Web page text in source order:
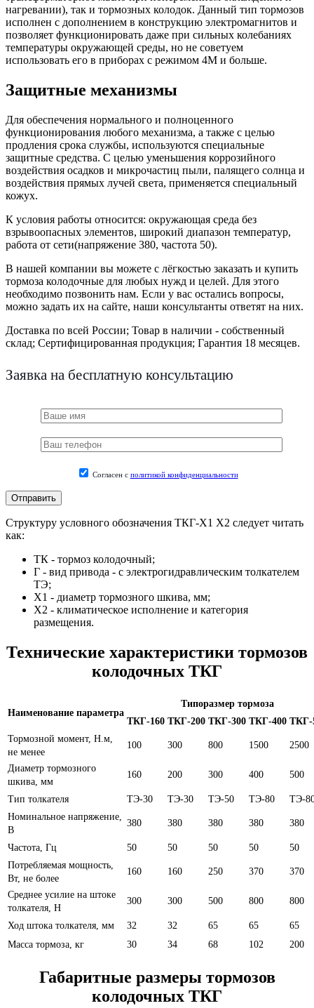
нагревании), так и тормозных колодок. Данный тип тормозов
исполнен с дополнением в конструкцию электромагнитов и
позволяет функционировать даже при сильных колебаниях
температуры окружающей среды, но не советуем
использовать его в приборах с режимом 4М и больше.
Защитные механизмы
Для обеспечения нормального и полноценного
функционирования любого механизма, а также с целью
продления срока службы, используются специальные
защитные средства. С целью уменьшения коррозийного
воздействия осадков и микрочастиц пыли, палящего солнца и
воздействия прямых лучей света, применяется специальный
кожух.
К условия работы относится: окружающая среда без
взрывоопасных элементов, широкий диапазон температур,
работа от сети(напряжение 380, частота 50).
В нашей компании вы можете с лёгкостью заказать и купить
тормоза колодочные для любых нужд и целей. Для этого
необходимо позвонить нам. Если у вас остались вопросы,
можно задать их на сайте, наши консультанты ответят на них.
Доставка по всей России; Товар в наличии - собственный
склад; Сертифицированная продукция; Гарантия 18 месяцев.
Заявка на бесплатную консультацию
Согласен с политикой конфиденциальности
Структуру условного обозначения ТКГ-Х1 Х2 следует читать
как:
ТК - тормоз колодочный;
Г - вид привода - с электрогидравлическим толкателем
ТЭ;
Х1 - диаметр тормозного шкива, мм;
Х2 - климатическое исполнение и категория
размещения.
Технические характеристики тормозов
колодочных ТКГ
Наименование параметра
Типоразмер тормоза
ТКГ-160 ТКГ-200 ТКГ-300 ТКГ-400 ТКГ-
Тормозной момент, Н.м,
не менее
100 300 800 1500 2500
Диаметр тормозного
шкива, мм
160 200 300 400 500
Тип толкателя ТЭ-30 ТЭ-30 ТЭ-50 ТЭ-80
ТЭ-
Номинальное напряжение,
В
380 380 380 380 380
Частота, Гц 50 50 50 50
50
Потребляемая мощность,
Вт, не более
160 160 250 370 370
Среднее усилие на штоке
толкателя, Н
300 300 500 800 800
Ход штока толкателя, мм 32 32 65 65
65
Масса тормоза, кг
30 34 68 102 200
Габаритные размеры тормозов
колодочных ТКГ